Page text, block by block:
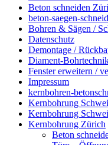
Beton schneiden
beton-saegen-
Bohren & Sägen /
Datenschutz
Demontage /
Diament-
Fenster erweitern /
Impressum
kernbohren-
Kernbohrung
Kernbohrung
Kernbohrung Zürich
Beton